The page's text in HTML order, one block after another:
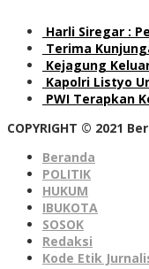
Harli Siregar :
Terima
Kejagung
Kapolri Listyo
PWI Terapkan
COPYRIGHT © 2021
Beranda
POLITIK
HUKUM
IBUKOTA
SOSOK
Redaksi
Kode Etik